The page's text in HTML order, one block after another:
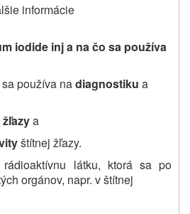
informácie
iodide inja na čo sa používa
používa nadiagnostiku a
a
štítnej žľazy.
látku, ktorá sa po
orgánov, napr. v štítnej